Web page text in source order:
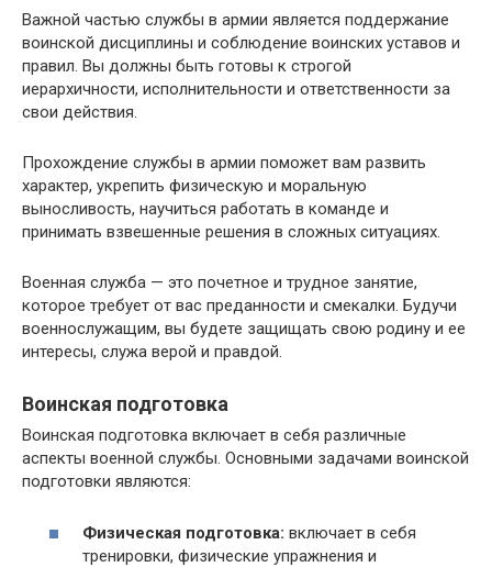
Важной частью службы в армии является поддержание
воинской дисциплины и соблюдение воинских уставов и
правил. Вы должны быть готовы к строгой
иерархичности, исполнительности и ответственности за
свои действия.
Прохождение службы в армии поможет вам развить
характер, укрепить физическую и моральную
выносливость, научиться работать в команде и
принимать взвешенные решения в сложных ситуациях.
Военная служба — это почетное и трудное занятие,
которое требует от вас преданности и смекалки. Будучи
военнослужащим, вы будете защищать свою родину и ее
интересы, служа верой и правдой.
Воинская подготовка
Воинская подготовка включает в себя различные
аспекты военной службы. Основными задачами воинской
подготовки являются:
Физическая подготовка: включает в себя
тренировки, физические упражнения и